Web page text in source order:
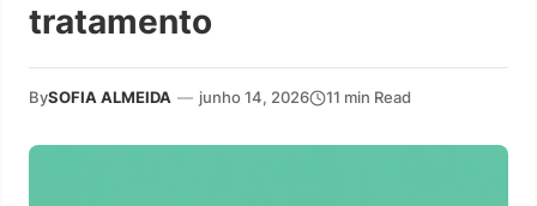
tratamento
BySOFIA ALMEIDA — junho 14, 2026 11 min Read